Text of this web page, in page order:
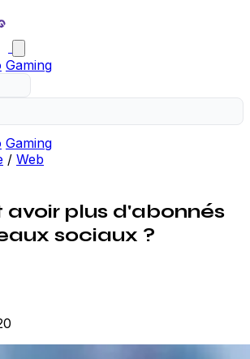
Gaming
Gaming
/ Web
plus d'abonnés
sociaux ?